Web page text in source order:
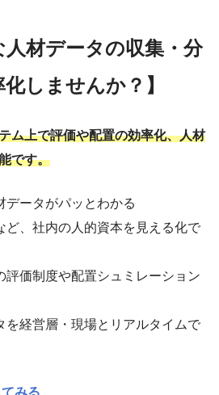
人材データの収集・分
しませんか？】
ム上で評価や配置の効率化、人材
です。
データがパッとわかる
ど、社内の人的資本を見える化で
評価制度や配置シュミレーション
を経営層・現場とリアルタイムで